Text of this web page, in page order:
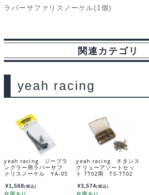
ラバーサファリスノーケル(1個)
関連カテゴリ
yeah racing
yeah racing ジープラ
ングラー用ラバーサフ
ァリスノーケル YA-05
¥1,568(税込)
yeah racing チタンス
クリューアソートセッ
ト TT02用 TS-TT02
¥3,574(税込)